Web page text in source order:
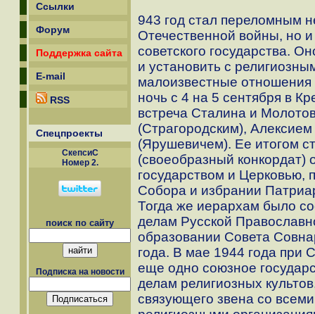
Ссылки
Форум
Поддержка сайта
E-mail
RSS
Спецпроекты
СкепсиС
Номер 2.
поиск по сайту
Подписка на новости
943 год стал переломным
Отечественной войны, но
советского государства.
и установить с
малоизвестные отношения
ночь с 4 на 5 сентября в
встреча Сталина и
(Страгородским),
(Ярушевичем). Ее итогом
(своеобразный
государством и Церковью,
Собора и избрании
Тогда же иерархам было
делам Русской
образовании Совета
года. В мае 1944 года
еще одно союзное
делам религиозных
связующего звена со